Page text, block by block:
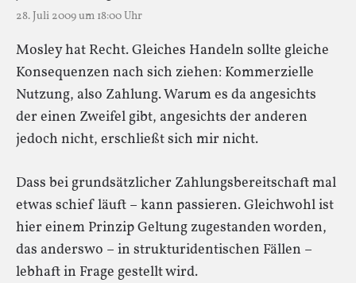
28. Juli 2009 um 18:00 Uhr
Mosley hat Recht. Gleiches Handeln sollte gleiche
Konsequenzen nach sich ziehen: Kommerzielle
Nutzung, also Zahlung. Warum es da angesichts
der einen Zweifel gibt, angesichts der anderen
jedoch nicht, erschließt sich mir nicht.
Dass bei grundsätzlicher Zahlungsbereitschaft mal
etwas schief läuft – kann passieren. Gleichwohl ist
hier einem Prinzip Geltung zugestanden worden,
das anderswo – in strukturidentischen Fällen –
lebhaft in Frage gestellt wird.